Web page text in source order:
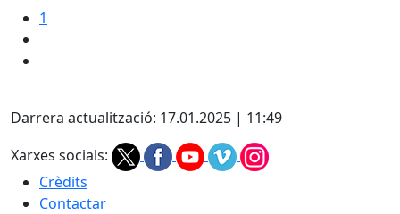
1
Darrera actualització: 17.01.2025 | 11:49
Xarxes socials:
Crèdits
Contactar